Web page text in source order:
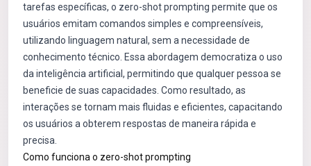
tarefas específicas, o zero-shot prompting permite que os
usuários emitam comandos simples e compreensíveis,
utilizando linguagem natural, sem a necessidade de
conhecimento técnico. Essa abordagem democratiza o uso
da inteligência artificial, permitindo que qualquer pessoa se
beneficie de suas capacidades. Como resultado, as
interações se tornam mais fluidas e eficientes, capacitando
os usuários a obterem respostas de maneira rápida e
precisa.
Como funciona o zero-shot prompting